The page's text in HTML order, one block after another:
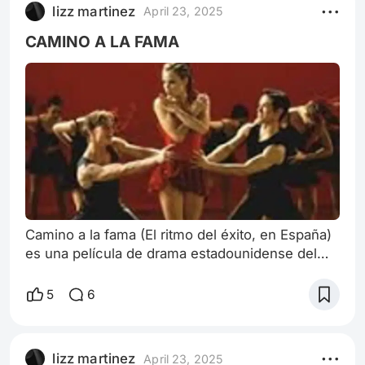
lizz martinez April 23, 2025
CAMINO A LA FAMA
Camino a la fama (El ritmo del éxito, en España)
es una película de drama estadounidense del
grupo de jóvenes bailarines de diversos
Nueva York. La película explora los problemas y
5 6
lizz martinez April 23, 2025